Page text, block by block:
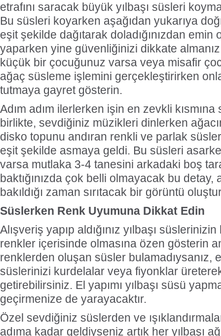
etrafını saracak büyük yılbaşı süsleri
Bu süsleri koyarken aşağıdan yukarıya
eşit şekilde dağıtarak doladığınızdan emin
yaparken yine güvenliğinizi dikkate
küçük bir çocuğunuz varsa veya misafir
ağaç süsleme işlemini gerçekleştirirken
tutmaya gayret gösterin.
Adım adım ilerlerken işin en zevkli
birlikte, sevdiğiniz müzikleri dinlerken
disko topunu andıran renkli ve parlak
eşit şekilde asmaya geldi. Bu süsleri
varsa mutlaka 3-4 tanesini arkadaki boş
baktığınızda çok belli olmayacak bu detay,
bakıldığı zaman sırıtacak bir görüntü
Süslerken Renk Uyumuna Dikkat Edin
Alışveriş yapıp aldığınız yılbaşı
renkler içerisinde olmasına özen gösterin
renklerden oluşan süsler bulamadıysanız,
süslerinizi kurdelalar veya fiyonklar
getirebilirsiniz. El yapımı yılbaşı süsü
geçirmenize de yarayacaktır.
Özel sevdiğiniz süslerden ve
adıma kadar geldiyseniz artık her yılbaşı